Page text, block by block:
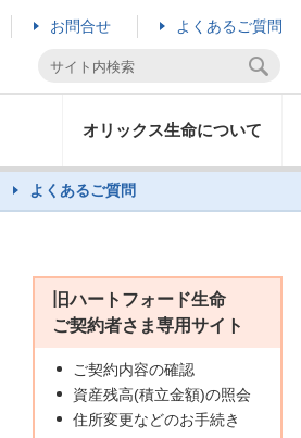
お問合せ よくあるご質問
オリックス生命について
よくあるご質問
旧ハートフォード生命
ご契約者さま専用サイト
ご契約内容の確認
資産残高(積立金額)の照会
住所変更などのお手続き